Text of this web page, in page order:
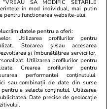
SA MODIFIC SETARILE
in mod individual, mai putin
pentru functionarea website-ului.
datele pentru a oferi:
Utilizarea profilurilor pentru
Stocarea și/sau accesarea
și îmbunătățirea serviciilor.
Utilizarea profilurilor pentru
Crearea profilurilor pentru
performanței conținutului.
sau combinații de date din surse
a selecta conținutul. Utilizarea
Date precise de geolocație